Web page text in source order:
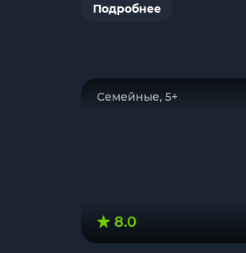
Подробнее
Семейные, 5+
8.0